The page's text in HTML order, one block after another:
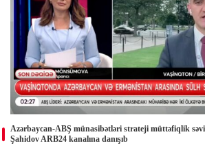
Azərbaycan-ABŞ münasibətləri strateji müttəfiqlik
Şahidov ARB24 kanalına danışıb